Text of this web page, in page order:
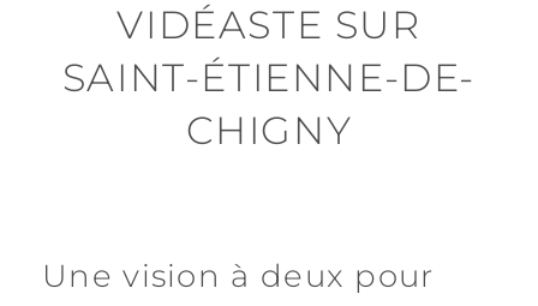
VIDÉASTE SUR
SAINT-ÉTIENNE-DE-
CHIGNY
Une vision à deux pour